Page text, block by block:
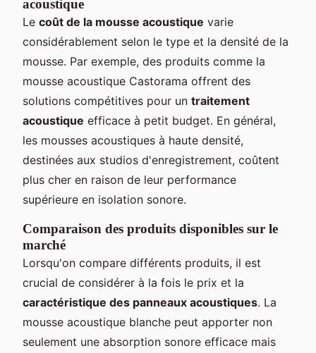
acoustique
Le coût de la mousse acoustique varie
considérablement selon le type et la densité de la
mousse. Par exemple, des produits comme la
mousse acoustique Castorama offrent des
solutions compétitives pour un traitement
acoustique efficace à petit budget. En général,
les mousses acoustiques à haute densité,
destinées aux studios d'enregistrement, coûtent
plus cher en raison de leur performance
supérieure en isolation sonore.
Comparaison des produits disponibles sur le
marché
Lorsqu'on compare différents produits, il est
crucial de considérer à la fois le prix et la
caractéristique des panneaux acoustiques. La
mousse acoustique blanche peut apporter non
seulement une absorption sonore efficace mais